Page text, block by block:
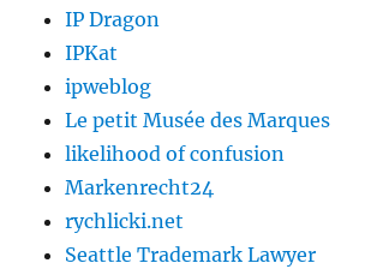
IP Dragon
IPKat
ipweblog
Le petit Musée des Marques
likelihood of confusion
Markenrecht24
rychlicki.net
Seattle Trademark Lawyer